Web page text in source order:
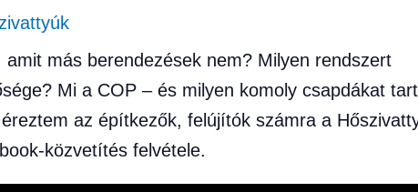
más berendezések nem? Milyen rendszert
Mi a COP – és milyen komoly csapdákat
az építkezők, felújítók számra a
közvetítés felvétele.